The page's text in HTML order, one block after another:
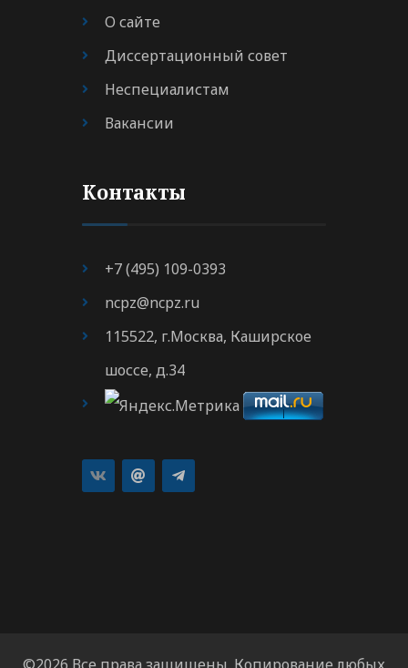
О сайте
Диссертационный совет
Неспециалистам
Вакансии
Контакты
+7 (495) 109-0393
ncpz@ncpz.ru
115522, г.Москва, Каширское
шоссе, д.34
©2026 Все права защищены. Копирование любых